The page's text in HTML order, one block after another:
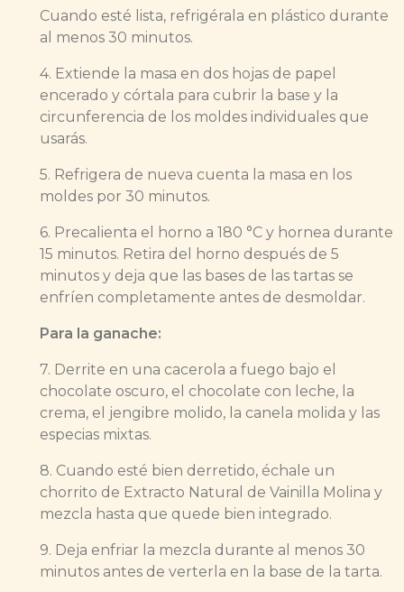
Cuando esté lista, refrigérala en plástico durante
al menos 30 minutos.
4. Extiende la masa en dos hojas de papel
encerado y córtala para cubrir la base y la
circunferencia de los moldes individuales que
usarás.
5. Refrigera de nueva cuenta la masa en los
moldes por 30 minutos.
6. Precalienta el horno a 180 °C y hornea durante
15 minutos. Retira del horno después de 5
minutos y deja que las bases de las tartas se
enfríen completamente antes de desmoldar.
Para la ganache:
7. Derrite en una cacerola a fuego bajo el
chocolate oscuro, el chocolate con leche, la
crema, el jengibre molido, la canela molida y las
especias mixtas.
8. Cuando esté bien derretido, échale un
chorrito de Extracto Natural de Vainilla Molina y
mezcla hasta que quede bien integrado.
9. Deja enfriar la mezcla durante al menos 30
minutos antes de verterla en la base de la tarta.